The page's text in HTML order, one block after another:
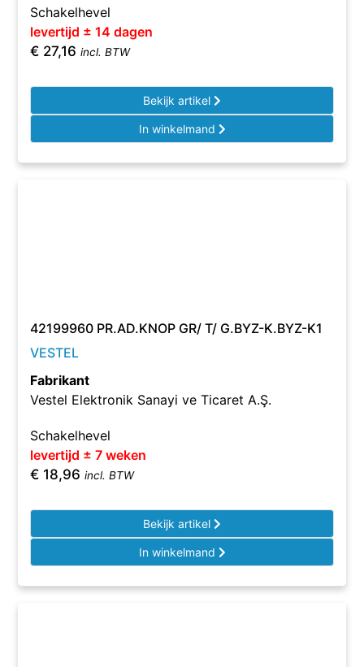
Schakelhevel
levertijd ± 14 dagen
€ 27,16 incl. BTW
Bekijk artikel
In winkelmand
42199960 PR.AD.KNOP GR/ T/ G.BYZ-K.BYZ-K1
VESTEL
Fabrikant
Vestel Elektronik Sanayi ve Ticaret A.Ş.
Schakelhevel
levertijd ± 7 weken
€ 18,96 incl. BTW
Bekijk artikel
In winkelmand